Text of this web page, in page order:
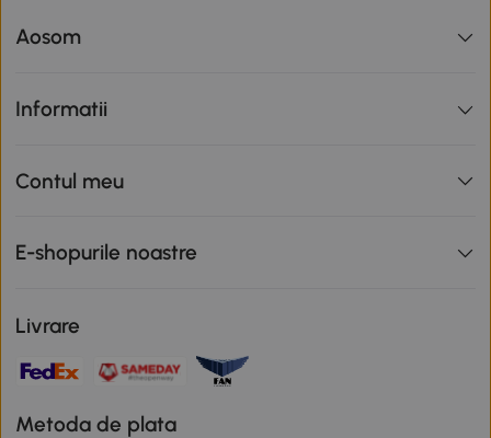
Aosom
Informatii
Contul meu
E-shopurile noastre
Livrare
Metoda de plata